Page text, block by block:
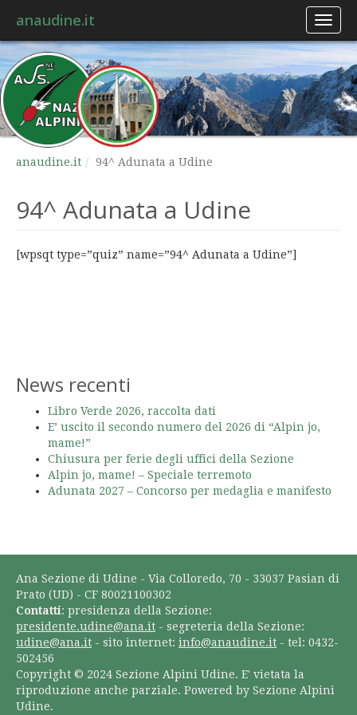
anaudine.it
anaudine.it 94^ Adunata a Udine
94^ Adunata a Udine
[wpsqt type=”quiz” name=”94^ Adunata a Udine”]
News recenti
Libro Verde 2026, raccolta dati
E’ uscito il secondo numero del 2026 di “Alpin jo,
mame!”
Chiusura per ferie degli uffici della Sezione
Alpin jo, mame! – Speciale terremoto
Adunata 2027 – Concorso per medaglia e manifesto
Ana Sezione di Udine - Via Colloredo, 70 - 33037 Pasian di
Prato (UD) - CF 80021100302
Contatti: presidenza della Sezione:
presidente.udine@ana.it - segreteria della Sezione:
udine@ana.it - sito internet: info@anaudine.it - tel: 0432-
502456
Copyright © 2024 Sezione Alpini Udine. E' vietata la
riproduzione anche parziale. Powered by Sezione Alpini
Udine.